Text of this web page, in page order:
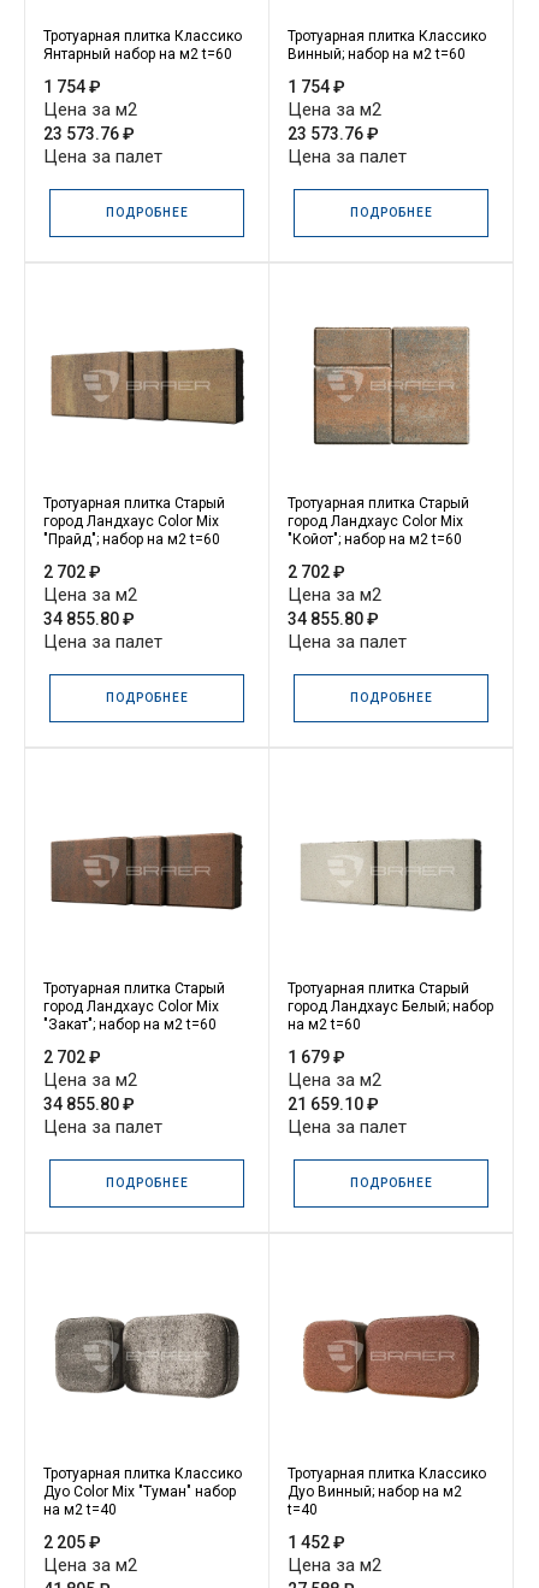
Тротуарная плитка Классико
Янтарный набор на м2 t=60
1 754 ₽
Цена за м2
23 573.76 ₽
Цена за палет
ПОДРОБНЕЕ
Тротуарная плитка Классико
Винный; набор на м2 t=60
1 754 ₽
Цена за м2
23 573.76 ₽
Цена за палет
ПОДРОБНЕЕ
Тротуарная плитка Старый
город Ландхаус Color Mix
"Прайд"; набор на м2 t=60
2 702 ₽
Цена за м2
34 855.80 ₽
Цена за палет
ПОДРОБНЕЕ
Тротуарная плитка Старый
город Ландхаус Color Mix
"Койот"; набор на м2 t=60
2 702 ₽
Цена за м2
34 855.80 ₽
Цена за палет
ПОДРОБНЕЕ
Тротуарная плитка Старый
город Ландхаус Color Mix
"Закат"; набор на м2 t=60
2 702 ₽
Цена за м2
34 855.80 ₽
Цена за палет
ПОДРОБНЕЕ
Тротуарная плитка Старый
город Ландхаус Белый; набор
на м2 t=60
1 679 ₽
Цена за м2
21 659.10 ₽
Цена за палет
ПОДРОБНЕЕ
Тротуарная плитка Классико
Дуо Color Mix "Туман" набор
на м2 t=40
2 205 ₽
Цена за м2
Тротуарная плитка Классико
Дуо Винный; набор на м2
t=40
1 452 ₽
Цена за м2